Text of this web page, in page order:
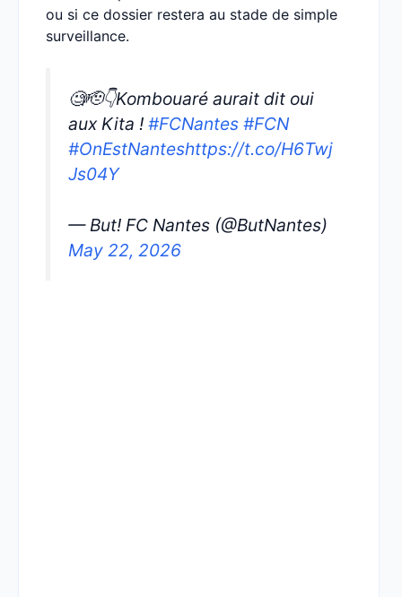
ou si ce dossier restera au stade de simple
surveillance.
🧐🫡👇Kombouaré aurait dit oui
aux Kita ! #FCNantes #FCN
#OnEstNanteshttps://t.co/H6Twj
Js04Y
— But! FC Nantes (@ButNantes)
May 22, 2026